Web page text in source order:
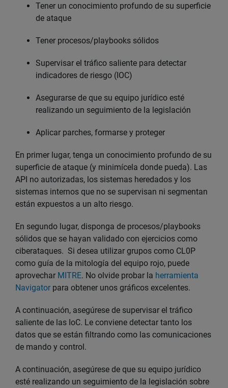
Tener un conocimiento profundo de su superficie
de ataque
Tener procesos/playbooks sólidos
Supervisar el tráfico saliente para detectar
indicadores de riesgo (IOC)
Asegurarse de que su equipo jurídico esté
realizando un seguimiento de la legislación
Aplicar parches, formarse y proteger
En primer lugar, tenga un conocimiento profundo de su
superficie de ataque (y minimícela donde pueda). Las
API no autorizadas, los sistemas heredados y los
sistemas internos que no se supervisan ni segmentan
están expuestos a un alto riesgo.
En segundo lugar, disponga de procesos/playbooks
sólidos que se hayan validado con ejercicios como
ciberataques. Si desea utilizar grupos como CL0P
como guía de la mitología del equipo rojo, puede
aprovechar MITRE. No olvide probar la herramienta
Navigator para obtener unos gráficos excelentes.
A continuación, asegúrese de supervisar el tráfico
saliente de las IoC. Le conviene detectar tanto los
datos que se están filtrando como las comunicaciones
de mando y control.
A continuación, asegúrese de que su equipo jurídico
esté realizando un seguimiento de la legislación sobre